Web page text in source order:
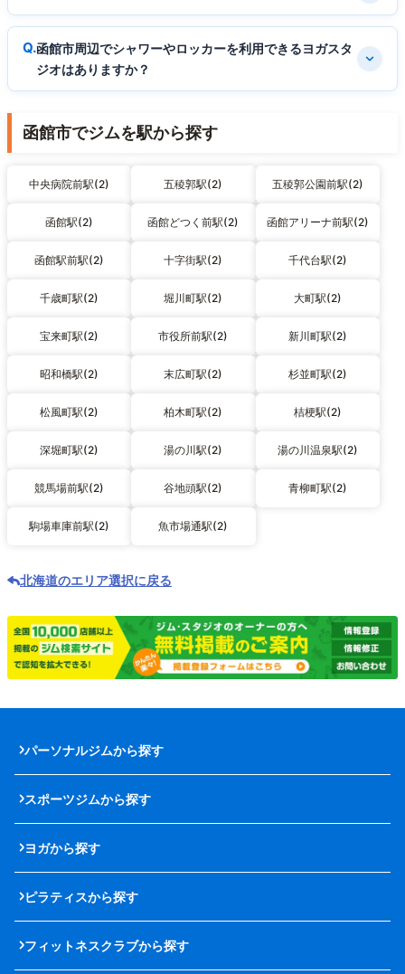
函館市周辺でシャワーやロッカーを利用できるヨガスタ
ジオはありますか？
函館市でジムを駅から探す
中央病院前駅(2) 五稜郭駅(2) 五稜郭公園前駅(2)
函館駅(2) 函館どつく前駅(2) 函館アリーナ前駅(2)
函館駅前駅(2) 十字街駅(2) 千代台駅(2)
千歳町駅(2) 堀川町駅(2) 大町駅(2)
宝来町駅(2) 市役所前駅(2) 新川町駅(2)
昭和橋駅(2) 末広町駅(2) 杉並町駅(2)
松風町駅(2) 柏木町駅(2) 桔梗駅(2)
深堀町駅(2) 湯の川駅(2) 湯の川温泉駅(2)
競馬場前駅(2) 谷地頭駅(2) 青柳町駅(2)
駒場車庫前駅(2) 魚市場通駅(2)
北海道のエリア選択に戻る
パーソナルジムから探す
スポーツジムから探す
ヨガから探す
ピラティスから探す
フィットネスクラブから探す